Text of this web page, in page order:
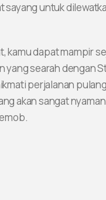
untuk
kamu dapat mampir
searah dengan
perjalanan
akan sangat